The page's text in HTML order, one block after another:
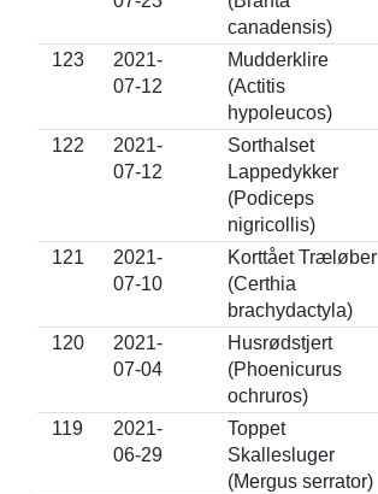
canadensis)
123
2021-
07-12
Mudderklire
(Actitis
hypoleucos)
122
2021-
07-12
Sorthalset
Lappedykker
(Podiceps
nigricollis)
121
2021-
07-10
Korttået Træløber
(Certhia
brachydactyla)
120
2021-
07-04
Husrødstjert
(Phoenicurus
ochruros)
119
2021-
06-29
Toppet
Skallesluger
(Mergus serrator)